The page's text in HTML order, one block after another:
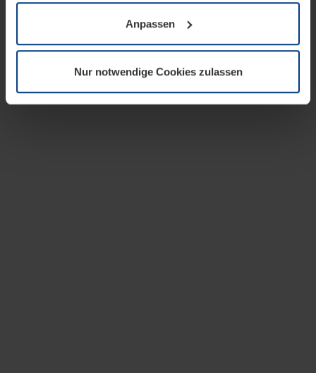
wenn diese für den Betrieb dieser Seite unbedingt
notwendig sind. Für alle anderen Cookie-Typen benötigen
wir Ihre Erlaubnis. Ihre Einwilligung können Sie jederzeit
Datenschutzerklärungunserer Website ändern oder
widerrufen.
Anpassen
Nur notwendige Cookies zulassen